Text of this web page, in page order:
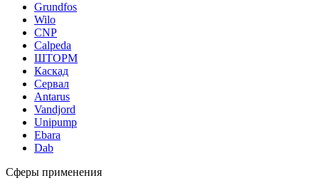
Grundfos
Wilo
CNP
Calpeda
ШТОРМ
Каскад
Сервал
Antarus
Vandjord
Unipump
Ebara
Dab
Сферы применения